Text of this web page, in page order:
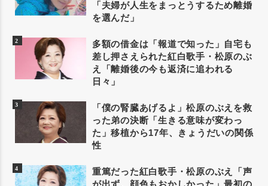
「夫婦が人生をまっとうするため離婚
を選んだ」
多額の借金は「報道で知った」自宅も
差し押さえられた紅白歌手・松原のぶ
え「離婚後の今も返済に追われる
日々」
「僕の腎臓あげるよ」松原のぶえを救
った弟の決断「生きる意味が変わっ
た」移植から17年、きょうだいの関係
性
重篤だった紅白歌手・松原のぶえ「声
が出ず、顔色もおかしかった」最初の